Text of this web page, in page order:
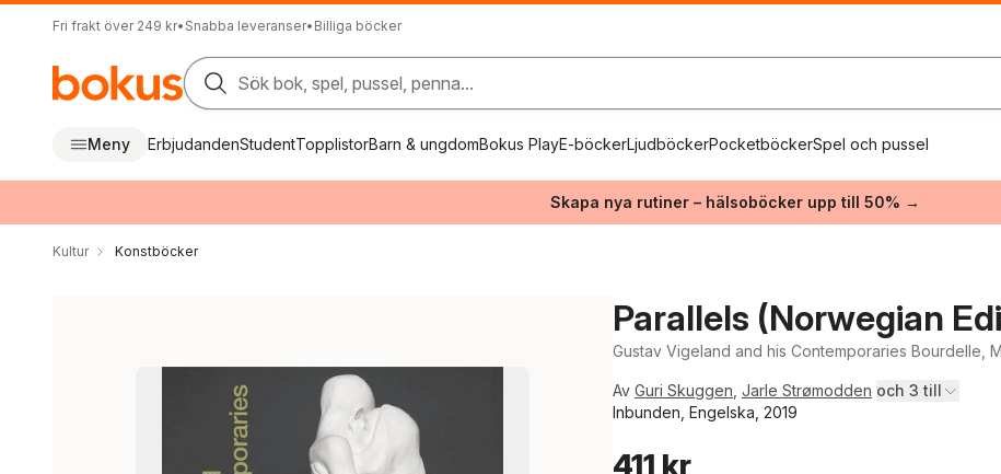
Fri frakt över 249 kr• Snabba leveranser• Billiga böcker
Sök bok, spel, pussel, penna...
Meny ErbjudandenStudentTopplistorBarn & ungdomBokus PlayE-böckerLjudböckerPocketböckerSpel och pussel
Skapa nya rutiner – hälsoböcker upp till 50% →
Kultur Konstböcker
Parallels (Norwegian
Gustav Vigeland and his Contemporaries Bourdelle,
Av Guri Skuggen Jarle Strømodden och 3 till
Inbunden, Engelska, 2019
411 kr